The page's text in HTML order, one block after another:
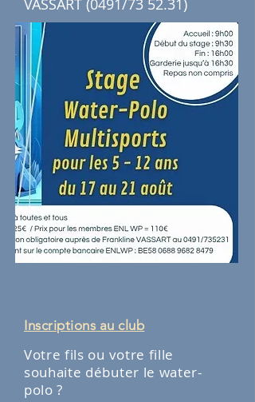
VASSART (0491/73 52.31)
Inscriptions ​ au club
Votre fils ou votre fille
souhaite débuter le water-
polo ?